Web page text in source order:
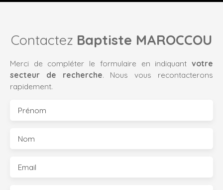
Contactez Baptiste MAROCCOU
Merci de compléter le formulaire en indiquant votre
secteur de recherche. Nous vous recontacterons
rapidement.
Prénom
Nom
Email